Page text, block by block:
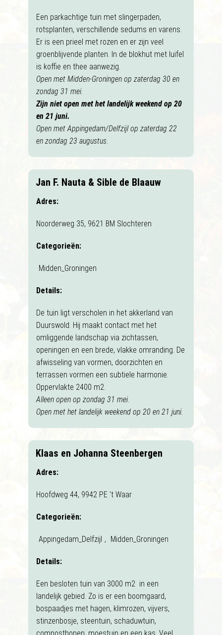
Een parkachtige tuin met slingerpaden,
rotsplanten, verschillende sedums en varens.
Er is een prieel met rozen en er zijn veel
groenblijvende planten. In de blokhut met luifel
is koffie en thee aanwezig.
Open met Midden-Groningen op zaterdag 30 en
zondag 31 mei.
Zijn niet open met het landelijk weekend op 20
en 21 juni.
Open met Appingedam/Delfzijl op zaterdag 22
en zondag 23 augustus.
Jan F. Nauta & Sible de Blaauw
Adres:
Noorderweg 35, 9621 BM Slochteren
Categorieën:
Midden_Groningen
Details:
De tuin ligt verscholen in het akkerland van
Duurswold. Hij maakt contact met het
omliggende landschap via zichtassen,
openingen en een brede, vlakke omranding. De
afwisseling van vormen, doorzichten en
terrassen vormen een subtiele harmonie.
Oppervlakte 2400 m2.
Alleen open op zondag 31 mei.
Open met het landelijk weekend op 20 en 21 juni.
Klaas en Johanna Steenbergen
Adres:
Hoofdweg 44, 9942 PE 't Waar
Categorieën:
Appingedam_Delfzijl , Midden_Groningen
Details:
Een besloten tuin van 3000 m2 in een
landelijk gebied. Zo is er een boomgaard,
bospaadjes met hagen, klimrozen, vijvers,
stinzenbosje, steentuin, schaduwtuin,